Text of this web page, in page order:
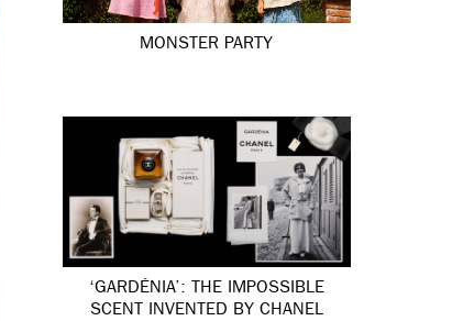
MONSTER PARTY
‘GARDÉNIA’: THE IMPOSSIBLE
SCENT INVENTED BY CHANEL